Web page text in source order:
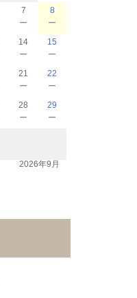
7
－
8
－
14
－
15
－
21
－
22
－
28
－
29
－
2026年9月